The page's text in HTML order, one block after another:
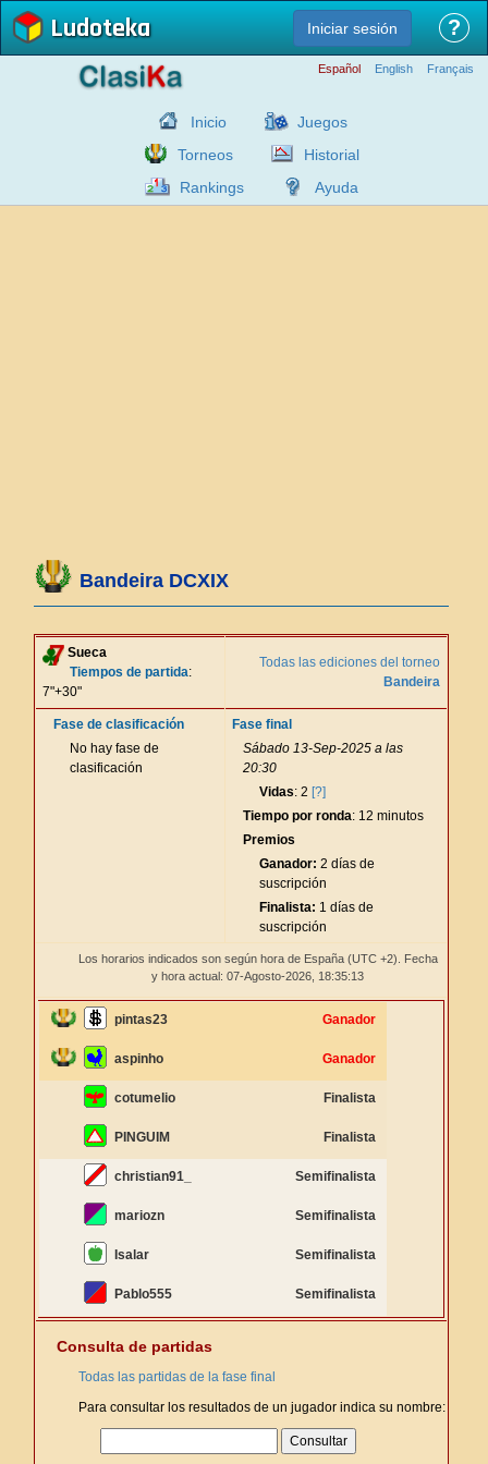
Ludoteka Iniciar sesión ?
Español English Français
Inicio
Juegos
Torneos
Historial
Rankings
Ayuda
Bandeira DCXIX
Sueca
Tiempos de partida:
7"+30"
Todas las ediciones del torneo
Bandeira
Fase de clasificación
No hay fase de
clasificación
Fase final
Sábado 13-Sep-2025 a las
20:30
Vidas: 2 [?]
Tiempo por ronda: 12 minutos
Premios
Ganador: 2 días de
suscripción
Finalista: 1 días de
suscripción
Los horarios indicados son según hora de España (UTC +2). Fecha
y hora actual: 07-Agosto-2026, 18:35:13
pintas23 Ganador
aspinho Ganador
cotumelio Finalista
PINGUIM Finalista
christian91_ Semifinalista
mariozn Semifinalista
Isalar Semifinalista
Pablo555 Semifinalista
Consulta de partidas
Todas las partidas de la fase final
Para consultar los resultados de un jugador indica su nombre: